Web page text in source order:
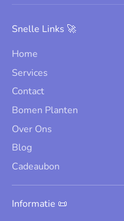
Snelle Links 🚀
Home
Services
Contact
Bomen Planten
Over Ons
Blog
Cadeaubon
Informatie 📜